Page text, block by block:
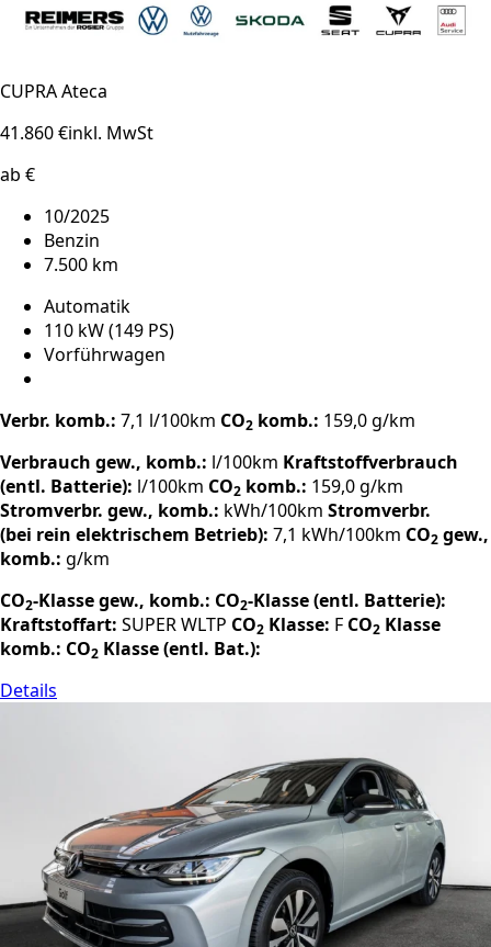
CUPRA Ateca
41.860 €inkl. MwSt
ab €
10/2025
Benzin
7.500 km
Automatik
110 kW (149 PS)
Vorführwagen
Verbr. komb.: 7,1 l/100km CO2 komb.: 159,0 g/km
Verbrauch gew., komb.: l/100km Kraftstoffverbrauch
(entl. Batterie): l/100km CO2 komb.: 159,0 g/km
Stromverbr. gew., komb.: kWh/100km Stromverbr.
(bei rein elektrischem Betrieb): 7,1 kWh/100km CO2 gew.,
komb.: g/km
CO2-Klasse gew., komb.: CO2-Klasse (entl. Batterie):
Kraftstoffart: SUPERWLTP CO2 Klasse: F CO2 Klasse
komb.: CO2 Klasse (entl. Bat.):
Details